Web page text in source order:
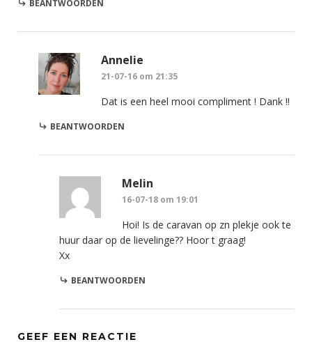
BEANTWOORDEN
Annelie
21-07-16 om 21:35
Dat is een heel mooi compliment ! Dank !!
BEANTWOORDEN
Melin
16-07-18 om 19:01
Hoi! Is de caravan op zn plekje ook te
huur daar op de lievelinge?? Hoor t graag!
Xx
BEANTWOORDEN
GEEF EEN REACTIE